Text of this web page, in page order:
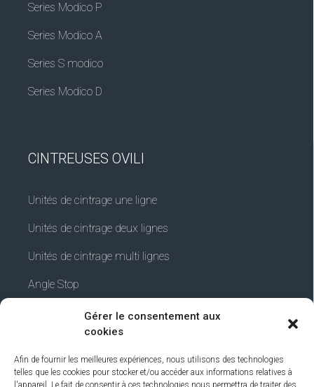
Gérer le consentement aux
cookies
Afin de fournir les meilleures expériences, nous utilisons des technologies
telles que les cookies pour stocker et/ou accéder aux informations relatives à
l'appareil. Le fait de consentir à ces technologies nous permettra de traiter des
Series Modico P
Series Modico A
Series S modico
Series Modico D
CINTREUSES OVILI
Unités de cintrage une ligne
Unités de cintrage deux lignes
Unités de cintrage multi lignes
Angle Stop
INFORMATIONS